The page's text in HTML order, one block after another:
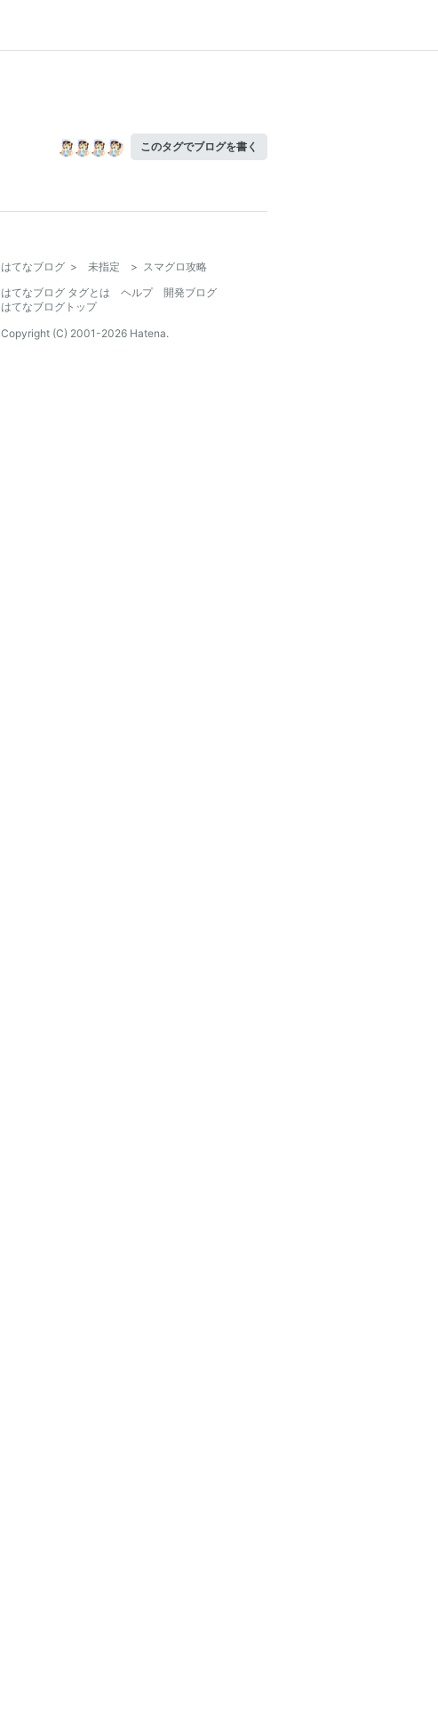
このタグでブログを書く
はてなブログ > 未指定 > スマグロ攻略
はてなブログ タグとは
ヘルプ
開発ブログ
はてなブログトップ
Copyright (C) 2001-2026 Hatena.